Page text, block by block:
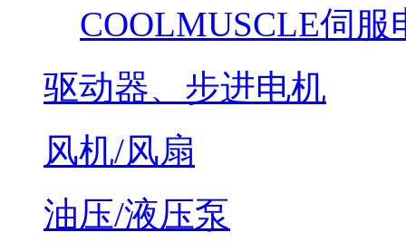
COOLMUSCLE伺服
驱动器、步进电机
风机/风扇
油压/液压泵